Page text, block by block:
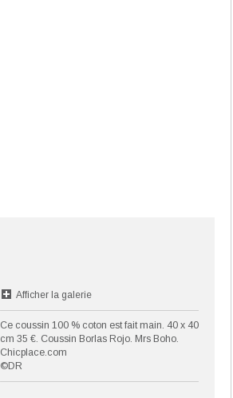
Afficher la galerie
Ce coussin 100 % coton est fait main. 40 x 40
cm 35 €. Coussin Borlas Rojo. Mrs Boho.
Chicplace.com
©DR